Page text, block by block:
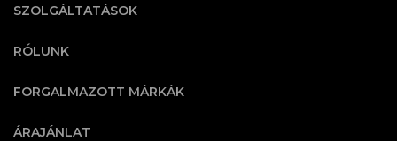
SZOLGÁLTATÁSOK
RÓLUNK
FORGALMAZOTT MÁRKÁK
ÁRAJÁNLAT